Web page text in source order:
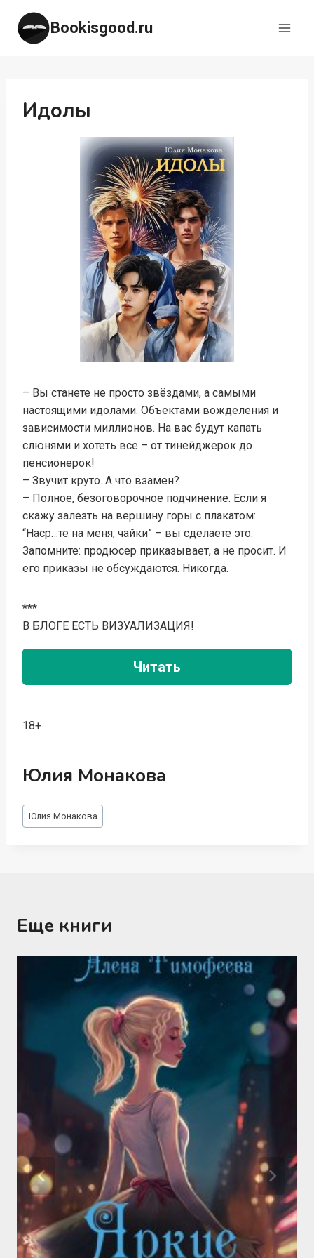
Перейти
содержимому
Bookisgood.ru
Идолы
– Вы станете не просто звёздами, а самыми
настоящими идолами. Объектами вожделения и
зависимости миллионов. На вас будут капать
слюнями и хотеть все – от тинейджерок до
пенсионерок!
– Звучит круто. А что взамен?
– Полное, безоговорочное подчинение. Если я
скажу залезть на вершину горы с плакатом:
“Наср…те на меня, чайки” – вы сделаете это.
Запомните: продюсер приказывает, а не просит. И
его приказы не обсуждаются. Никогда.
***
В БЛОГЕ ЕСТЬ ВИЗУАЛИЗАЦИЯ!
Читать
18+
Юлия Монакова
Метки
записи:
Юлия Монакова
Еще книги